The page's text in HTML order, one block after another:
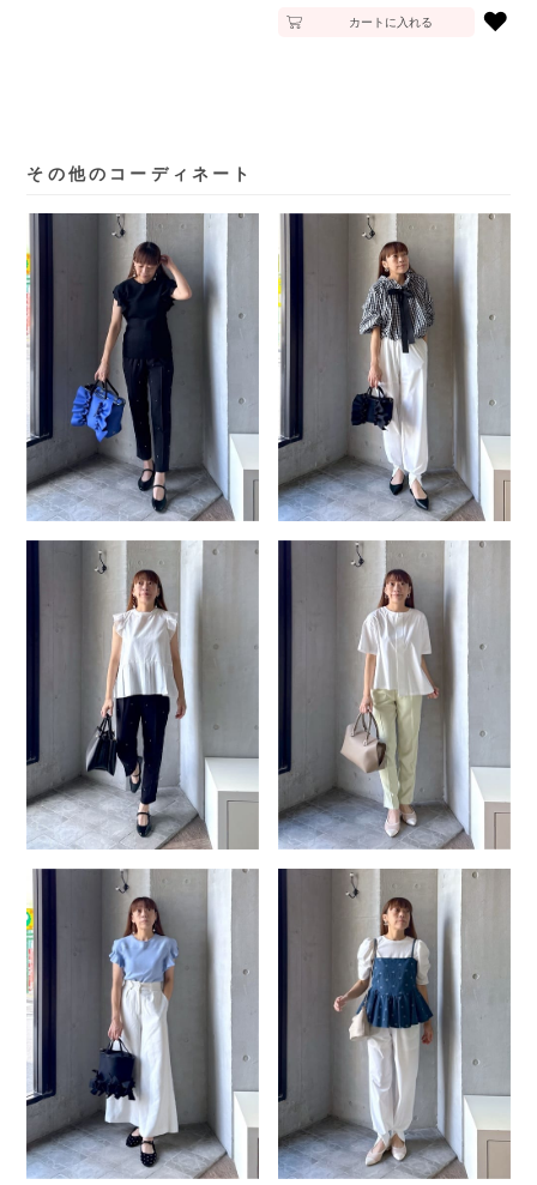
カートに入れる ♥
その他のコーディネート